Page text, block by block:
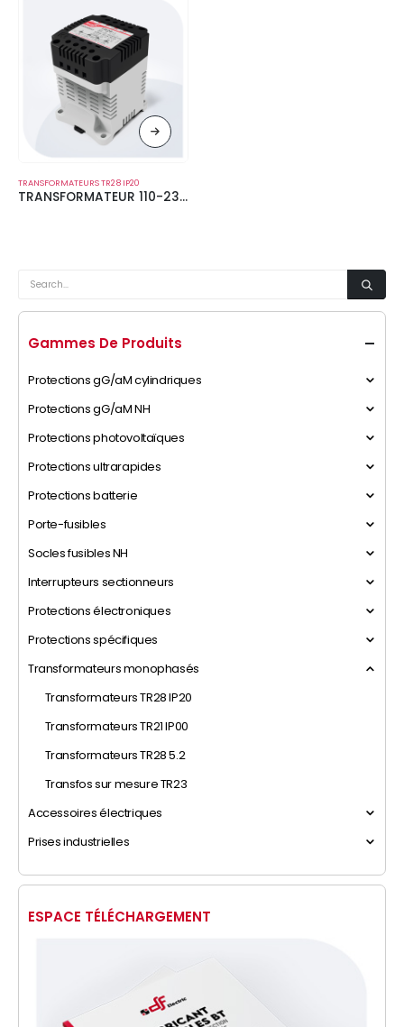
TRANSFORMATEURS TR28 IP20
TRANSFORMATEUR 110-230V
Gammes De Produits
Protections gG/aM cylindriques
Protections gG/aM NH
Protections photovoltaïques
Protections ultrarapides
Protections batterie
Porte-fusibles
Socles fusibles NH
Interrupteurs sectionneurs
Protections électroniques
Protections spécifiques
Transformateurs monophasés
Transformateurs TR28 IP20
Transformateurs TR21 IP00
Transformateurs TR28 5.2
Transfos sur mesure TR23
Accessoires électriques
Prises industrielles
ESPACE TÉLÉCHARGEMENT